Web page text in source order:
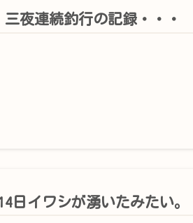
夜連続釣行の記録・・・
日イワシが湧いたみたい。